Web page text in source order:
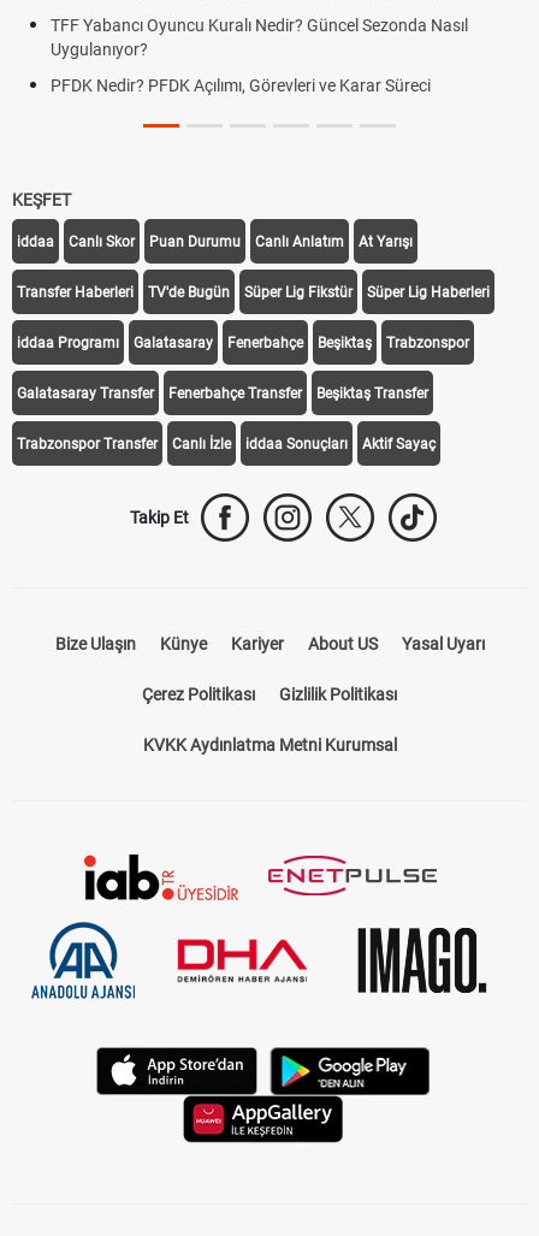
TFF Yabancı Oyuncu Kuralı Nedir? Güncel Sezonda Nasıl
Uygulanıyor?
PFDK Nedir? PFDK Açılımı, Görevleri ve Karar Süreci
KEŞFET
iddaa Canlı Skor Puan Durumu Canlı Anlatım At Yarışı
Transfer Haberleri TV'de Bugün Süper Lig Fikstür Süper Lig Haberleri
iddaa Programı Galatasaray Fenerbahçe Beşiktaş Trabzonspor
Galatasaray Transfer Fenerbahçe Transfer Beşiktaş Transfer
Trabzonspor Transfer Canlı İzle iddaa Sonuçları Aktif Sayaç
Takip Et
Bize Ulaşın Künye Kariyer About US Yasal Uyarı
Çerez Politikası Gizlilik Politikası
KVKK Aydınlatma Metni Kurumsal